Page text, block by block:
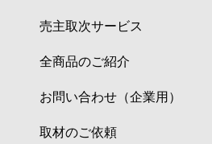
売主取次サービス
全商品のご紹介
お問い合わせ（企業用）
取材のご依頼